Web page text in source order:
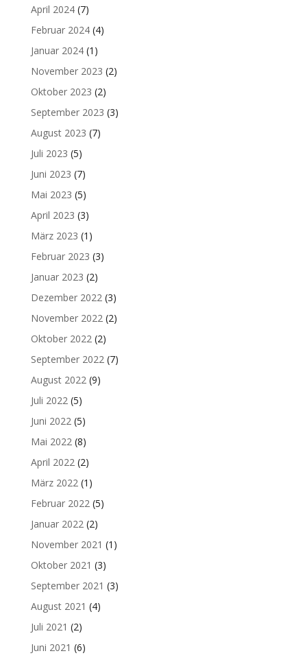
April 2024(7)
Februar 2024(4)
Januar 2024(1)
November 2023 (2)
Oktober 2023 (2)
September 2023 (3)
August 2023 (7)
Juli 2023 (5)
Juni 2023 (7)
Mai 2023 (5)
April 2023 (3)
März 2023 (1)
Februar 2023 (3)
Januar 2023 (2)
Dezember 2022(3)
November 2022(2)
Oktober 2022(2)
September 2022(7)
August 2022(9)
Juli 2022(5)
Juni 2022(5)
Mai 2022(8)
April 2022(2)
März 2022(1)
Februar 2022(5)
Januar 2022(2)
November 2021 (1)
Oktober 2021 (3)
September 2021 (3)
August 2021 (4)
Juli 2021 (2)
Juni 2021 (6)